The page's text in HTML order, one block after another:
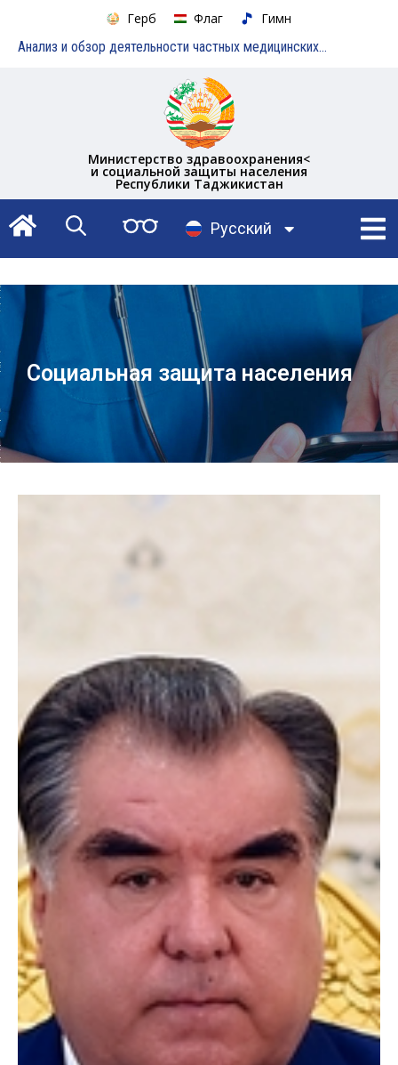
Герб Флаг
Гимн
Анализ и обзор деятельности частных медицинских учреждений
Министерство здравоохранения<
и социальной защиты населения
Республики Таджикистан
Русский
English
Тоҷикӣ
Социальная защита населения